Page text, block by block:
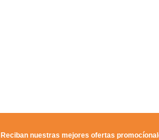
Reciban nuestras mejores ofertas